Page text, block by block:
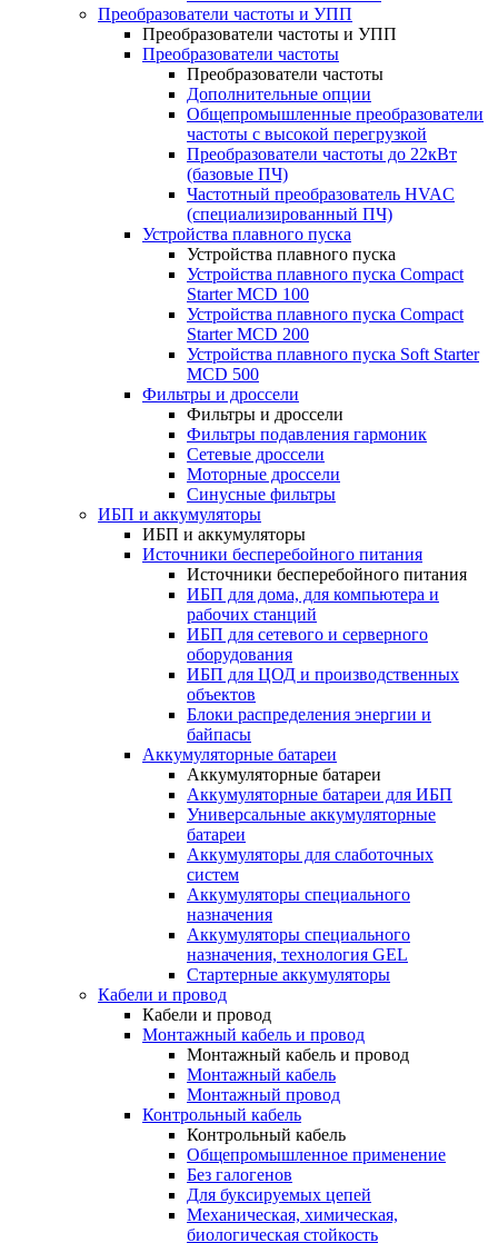
Преобразователи частоты и УПП
Преобразователи частоты и УПП
Преобразователи частоты
Преобразователи частоты
Дополнительные опции
Общепромышленные преобразователи
частоты с высокой перегрузкой
Преобразователи частоты до 22кВт
(базовые ПЧ)
Частотный преобразователь HVAC
(специализированный ПЧ)
Устройства плавного пуска
Устройства плавного пуска
Устройства плавного пуска Compact
Starter MCD 100
Устройства плавного пуска Compact
Starter MCD 200
Устройства плавного пуска Soft Starter
MCD 500
Фильтры и дроссели
Фильтры и дроссели
Фильтры подавления гармоник
Сетевые дроссели
Моторные дроссели
Синусные фильтры
ИБП и аккумуляторы
ИБП и аккумуляторы
Источники бесперебойного питания
Источники бесперебойного питания
ИБП для дома, для компьютера и
рабочих станций
ИБП для сетевого и серверного
оборудования
ИБП для ЦОД и производственных
объектов
Блоки распределения энергии и
байпасы
Аккумуляторные батареи
Аккумуляторные батареи
Аккумуляторные батареи для ИБП
Универсальные аккумуляторные
батареи
Аккумуляторы для слаботочных
систем
Аккумуляторы специального
назначения
Аккумуляторы специального
назначения, технология GEL
Стартерные аккумуляторы
Кабели и провод
Кабели и провод
Монтажный кабель и провод
Монтажный кабель и провод
Монтажный кабель
Монтажный провод
Контрольный кабель
Контрольный кабель
Общепромышленное применение
Без галогенов
Для буксируемых цепей
Механическая, химическая,
биологическая стойкость